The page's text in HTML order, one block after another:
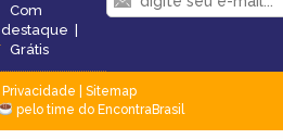
Com
destaque
Grátis
Privacidade
Sitemap
pelo time do EncontraBrasil